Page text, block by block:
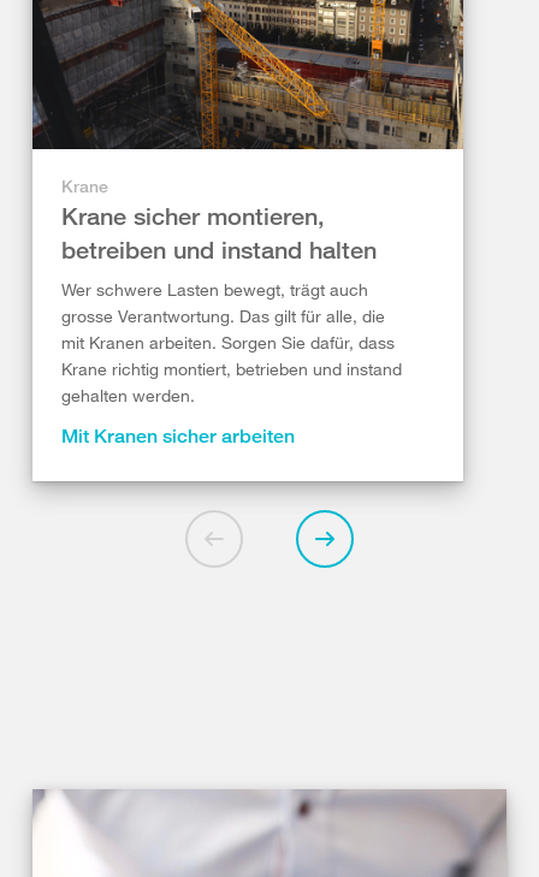
Krane
Krane sicher montieren,
betreiben und instand halten
Wer schwere Lasten bewegt, trägt auch
grosse Verantwortung. Das gilt für alle, die
mit Kranen arbeiten. Sorgen Sie dafür, dass
Krane richtig montiert, betrieben und instand
gehalten werden.
Mit Kranen sicher arbeiten